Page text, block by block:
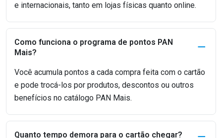
e internacionais, tanto em lojas físicas quanto online.
Como funciona o programa de pontos PAN
Mais?
Você acumula pontos a cada compra feita com o cartão
e pode trocá-los por produtos, descontos ou outros
benefícios no catálogo PAN Mais.
Quanto tempo demora para o cartão chegar?